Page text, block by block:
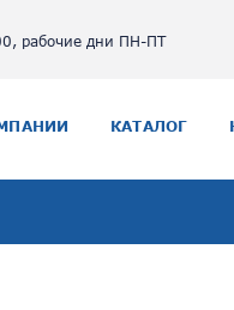
рабочие дни ПН-ПТ
КАТАЛОГ